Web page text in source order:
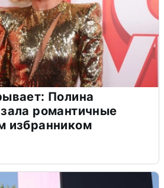
Полина
романтичные
избранником